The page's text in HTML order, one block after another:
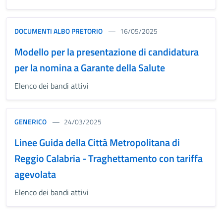
DOCUMENTI ALBO PRETORIO 16/05/2025
Modello per la presentazione di candidatura
per la nomina a Garante della Salute
Elenco dei bandi attivi
GENERICO 24/03/2025
Linee Guida della Città Metropolitana di
Reggio Calabria - Traghettamento con tariffa
agevolata
Elenco dei bandi attivi